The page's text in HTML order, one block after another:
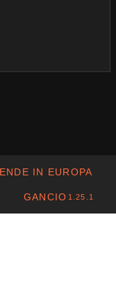
IN EUROPA
GANCIO 1.25.1